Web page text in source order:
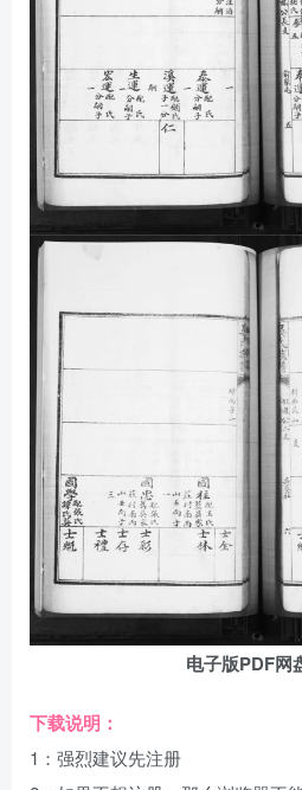
电子版PDF网
下载说明：
1：强烈建议先注册